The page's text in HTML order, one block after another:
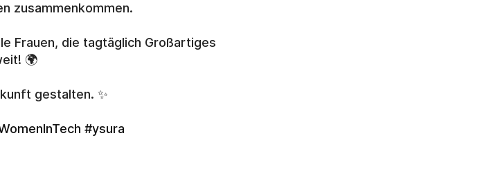
zusammenkommen.
Frauen, die tagtäglich Großartiges
🌍
gestalten. ✨
#ysura